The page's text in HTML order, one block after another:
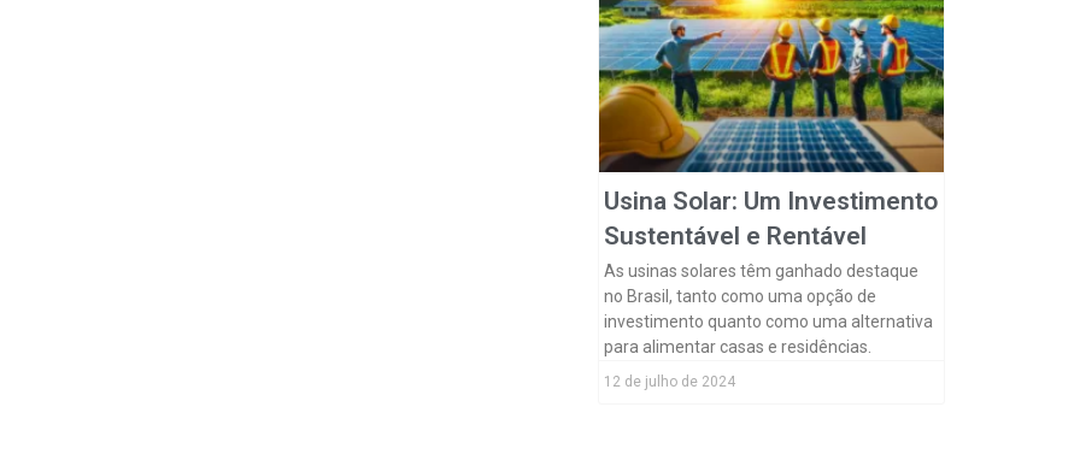
Usina Solar: Um Investimento
Sustentável e Rentável
As usinas solares têm ganhado destaque
no Brasil, tanto como uma opção de
investimento quanto como uma alternativa
para alimentar casas e residências.
12 de julho de 2024